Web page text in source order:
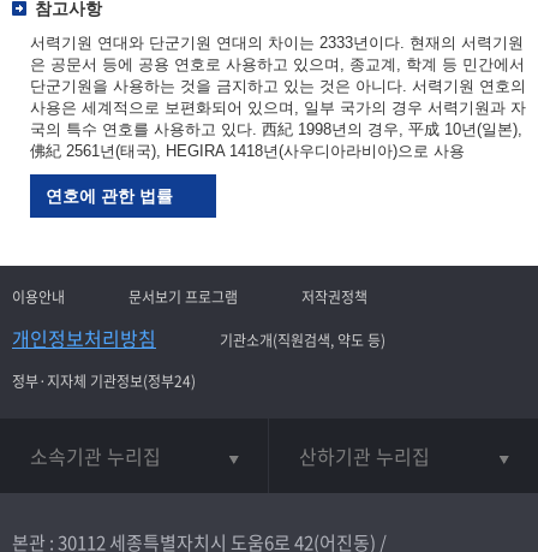
참고사항
서력기원 연대와 단군기원 연대의 차이는 2333년이다. 현재의 서력기원
은 공문서 등에 공용 연호로 사용하고 있으며, 종교계, 학계 등 민간에서
단군기원을 사용하는 것을 금지하고 있는 것은 아니다. 서력기원 연호의
사용은 세계적으로 보편화되어 있으며, 일부 국가의 경우 서력기원과 자
국의 특수 연호를 사용하고 있다. 西紀 1998년의 경우, 平成 10년(일본),
佛紀 2561년(태국), HEGIRA 1418년(사우디아라비아)으로 사용
연호에 관한 법률
이용안내 문서보기 프로그램 저작권정책
개인정보처리방침
기관소개(직원검색, 약도 등)
정부·지자체 기관정보(정부24)
소속기관 누리집 산하기관 누리집
본관 : 30112 세종특별자치시 도움6로 42(어진동) /